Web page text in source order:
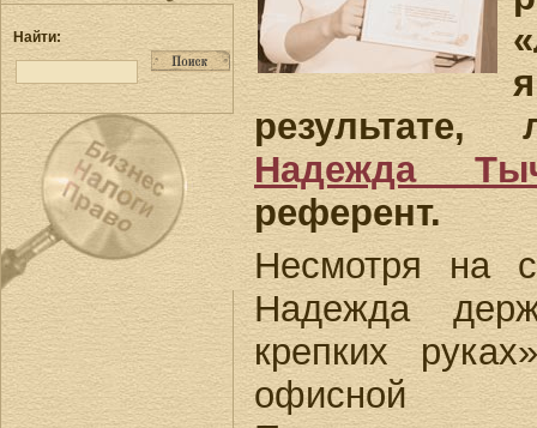
Найти:
результате,
Надежда
референт.
Несмотря на
Надежда
крепких
офисной